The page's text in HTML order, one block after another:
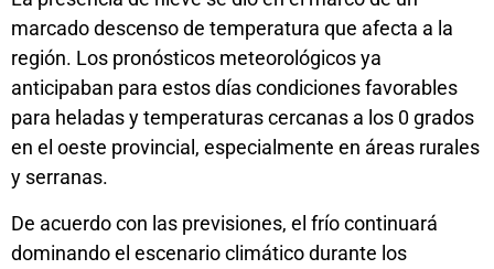
marcado descenso de temperatura que afecta a la
región. Los pronósticos meteorológicos ya
anticipaban para estos días condiciones favorables
para heladas y temperaturas cercanas a los 0 grados
en el oeste provincial, especialmente en áreas rurales
y serranas.
De acuerdo con las previsiones, el frío continuará
dominando el escenario climático durante los